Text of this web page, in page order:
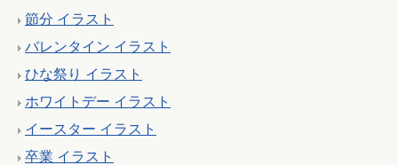
節分 イラスト
バレンタイン イラスト
ひな祭り イラスト
ホワイトデー イラスト
イースター イラスト
卒業 イラスト